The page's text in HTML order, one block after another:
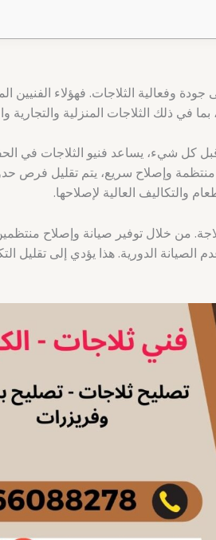
وفعالية الثلاجات. فهؤلاء الفنيين
في ذلك الثلاجات المنزلية والتجارية
كل شيء، يساعد فنيو الثلاجات في
منتظمة وإصلاح سريع، يتم تقليل فرص
والتكاليف العالية لإصلاحها.
من خلال توفير صيانة وإصلاح
الدورية. هذا يؤدي إلى تقليل